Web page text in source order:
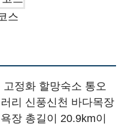
스
정화 할망숙소 통오
리 신풍신천 바다목장
장 총길이 20.9km이